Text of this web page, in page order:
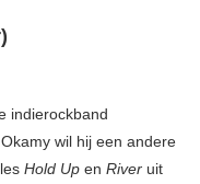
indierockband
wil hij een andere
Hold Up en River uit